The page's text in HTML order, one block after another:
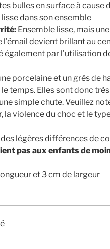
bulles en surface à cause
dans son ensemble
Ensemble lisse, mais
devient brillant au
par l’utilisation
porcelaine et un grès de
temps. Elles sont donc
simple chute. Veuillez
la violence du choc et le
légères différences de
pas aux enfants de
et 3 cm de largeur